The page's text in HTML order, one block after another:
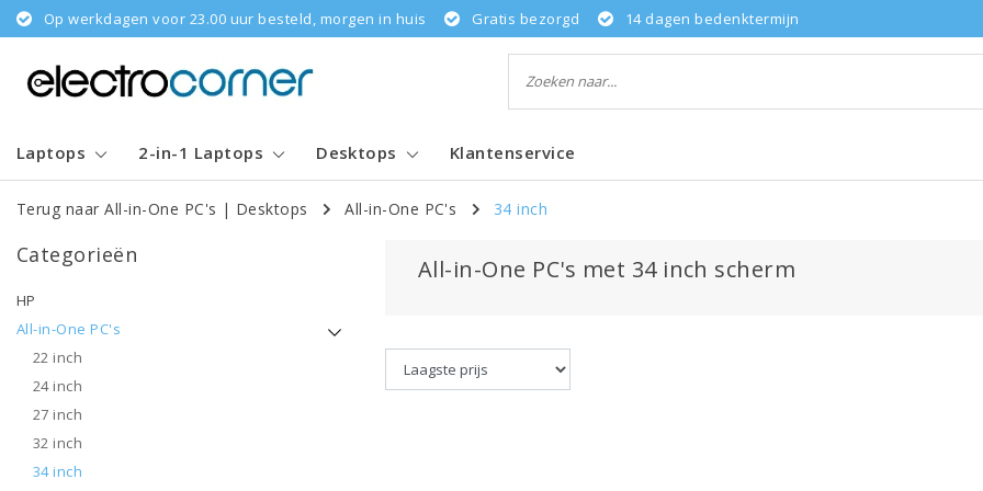
Op werkdagen voor 23.00 uur besteld, morgen in huis Gratis bezorgd 14 dagen bedenktermijn
Laptops 2-in-1 Laptops Desktops Klantenservice
Terug naar All-in-One PC's | Desktops All-in-One PC's 34 inch
Categorieën
HP
All-in-One PC's
22 inch
24 inch
27 inch
32 inch
34 inch
All-in-One PC's met 34 inch scherm